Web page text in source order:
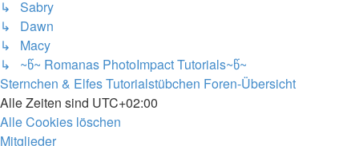
↳ Sabry
↳ Dawn
↳ Macy
↳ ~წ~ Romanas PhotoImpact Tutorials~წ~
Sternchen & Elfes Tutorialstübchen Foren-Übersicht
Alle Zeiten sind UTC+02:00
Alle Cookies löschen
Mitglieder